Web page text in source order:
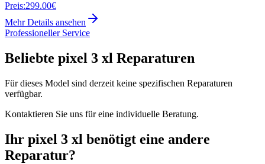
Preis:299.00€
Mehr Details ansehen
Professioneller Service
Beliebte pixel 3 xl Reparaturen
Für dieses Model sind derzeit keine spezifischen Reparaturen
verfügbar.
Kontaktieren Sie uns für eine individuelle Beratung.
Ihr pixel 3 xl benötigt eine andere
Reparatur?